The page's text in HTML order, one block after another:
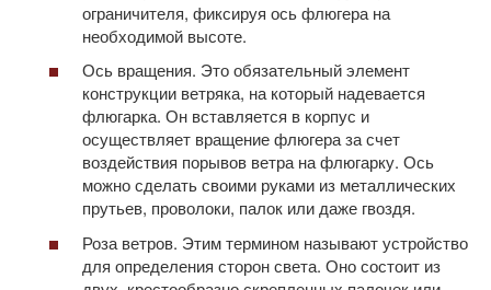
ограничителя, фиксируя ось флюгера на
необходимой высоте.
Ось вращения. Это обязательный элемент
конструкции ветряка, на который надевается
флюгарка. Он вставляется в корпус и
осуществляет вращение флюгера за счет
воздействия порывов ветра на флюгарку. Ось
можно сделать своими руками из металлических
прутьев, проволоки, палок или даже гвоздя.
Роза ветров. Этим термином называют устройство
для определения сторон света. Оно состоит из